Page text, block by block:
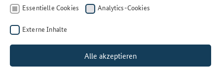
Offenheit der Lizenz
freie Nutzung
Nutzungsbedingungen
Andere offene Lizenz
Essentielle Cookies Analytics-Cookies
Externe Inhalte
Alle akzeptieren